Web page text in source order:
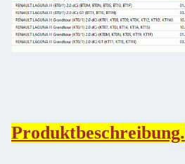
Produktbeschreibung.